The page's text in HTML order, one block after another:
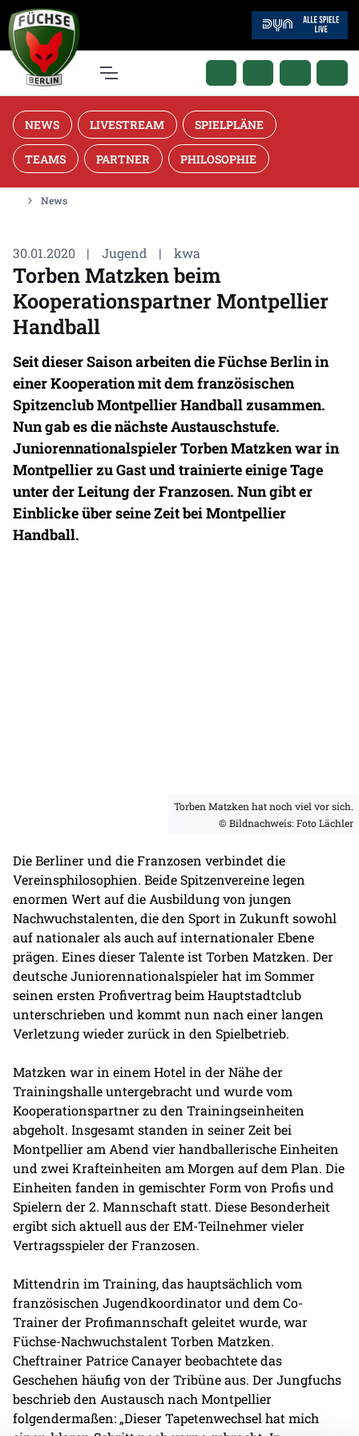
NEWS LIVESTREAM SPIELPLÄNE
TEAMS PARTNER PHILOSOPHIE
News
30.01.2020 | Jugend | kwa
Torben Matzken beim
Kooperationspartner Montpellier
Handball
Seit dieser Saison arbeiten die Füchse Berlin in
einer Kooperation mit dem französischen
Spitzenclub Montpellier Handball zusammen.
Nun gab es die nächste Austauschstufe.
Juniorennationalspieler Torben Matzken war in
Montpellier zu Gast und trainierte einige Tage
unter der Leitung der Franzosen. Nun gibt er
Einblicke über seine Zeit bei Montpellier
Handball.
Torben Matzken hat noch viel vor sich.
© Bildnachweis: Foto Lächler
Die Berliner und die Franzosen verbindet die
Vereinsphilosophien. Beide Spitzenvereine legen
enormen Wert auf die Ausbildung von jungen
Nachwuchstalenten, die den Sport in Zukunft sowohl
auf nationaler als auch auf internationaler Ebene
prägen. Eines dieser Talente ist Torben Matzken. Der
deutsche Juniorennationalspieler hat im Sommer
seinen ersten Profivertrag beim Hauptstadtclub
unterschrieben und kommt nun nach einer langen
Verletzung wieder zurück in den Spielbetrieb.
Matzken war in einem Hotel in der Nähe der
Trainingshalle untergebracht und wurde vom
Kooperationspartner zu den Trainingseinheiten
abgeholt. Insgesamt standen in seiner Zeit bei
Montpellier am Abend vier handballerische Einheiten
und zwei Krafteinheiten am Morgen auf dem Plan. Die
Einheiten fanden in gemischter Form von Profis und
Spielern der 2. Mannschaft statt. Diese Besonderheit
ergibt sich aktuell aus der EM-Teilnehmer vieler
Vertragsspieler der Franzosen.
Mittendrin im Training, das hauptsächlich vom
französischen Jugendkoordinator und dem Co-
Trainer der Profimannschaft geleitet wurde, war
Füchse-Nachwuchstalent Torben Matzken.
Cheftrainer Patrice Canayer beobachtete das
Geschehen häufig von der Tribüne aus. Der Jungfuchs
beschrieb den Austausch nach Montpellier
folgendermaßen: „Dieser Tapetenwechsel hat mich